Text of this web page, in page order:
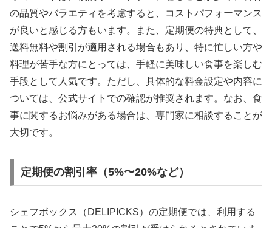
の品質やバラエティを考慮すると、コストパフォーマンス
が良いと感じる方もいます。また、定期便の特典として、
送料無料や割引が適用される場合もあり、特に忙しい方や
料理が苦手な方にとっては、手軽に美味しい食事を楽しむ
手段として人気です。ただし、具体的な料金設定や内容に
ついては、公式サイトでの確認が推奨されます。なお、食
事に関するお悩みがある場合は、専門家に相談することが
大切です。
定期便の割引率（5%〜20%など）
シェフボックス（DELIPICKS）の定期便では、利用する